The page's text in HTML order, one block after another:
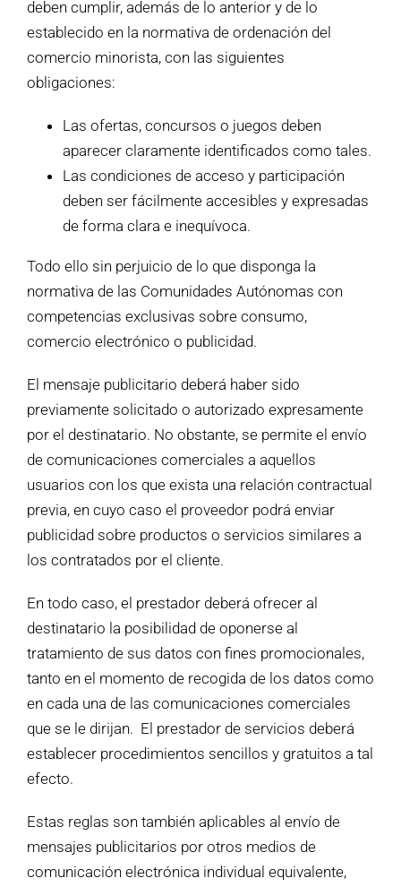
deben cumplir, además de lo anterior y de lo
establecido en la normativa de ordenación del
comercio minorista, con las siguientes
obligaciones:
Las ofertas, concursos o juegos deben
aparecer claramente identificados como tales.
Las condiciones de acceso y participación
deben ser fácilmente accesibles y expresadas
de forma clara e inequívoca.
Todo ello sin perjuicio de lo que disponga la
normativa de las Comunidades Autónomas con
competencias exclusivas sobre consumo,
comercio electrónico o publicidad.
El mensaje publicitario deberá haber sido
previamente solicitado o autorizado expresamente
por el destinatario. No obstante, se permite el envío
de comunicaciones comerciales a aquellos
usuarios con los que exista una relación contractual
previa, en cuyo caso el proveedor podrá enviar
publicidad sobre productos o servicios similares a
los contratados por el cliente.
En todo caso, el prestador deberá ofrecer al
destinatario la posibilidad de oponerse al
tratamiento de sus datos con fines promocionales,
tanto en el momento de recogida de los datos como
en cada una de las comunicaciones comerciales
que se le dirijan. El prestador de servicios deberá
establecer procedimientos sencillos y gratuitos a tal
efecto.
Estas reglas son también aplicables al envío de
mensajes publicitarios por otros medios de
comunicación electrónica individual equivalente,